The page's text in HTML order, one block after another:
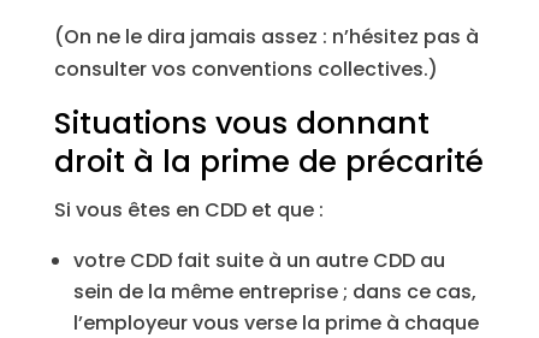
(On ne le dira jamais assez : n’hésitez pas à
consulter vos conventions collectives.)
Situations vous donnant
droit à la prime de précarité
Si vous êtes en CDD et que :
votre CDD fait suite à un autre CDD au
sein de la même entreprise ; dans ce cas,
l’employeur vous verse la prime à chaque